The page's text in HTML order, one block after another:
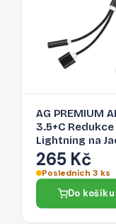
AG PREMIUM
3.5+C Redukce
Lightning na
3,5/Lightning,
černá
265 Kč
Posledních 3 ks
Do košíku